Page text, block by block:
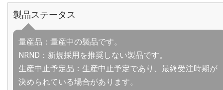
製品ステータス
量産品：量産中の製品です。
NRND：新規採用を推奨しない製品です。
生産中止予定品：生産中止予定であり、最終受注時期が
決められている場合があります。